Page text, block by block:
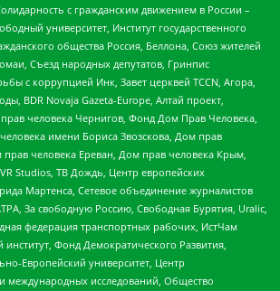
с гражданским движением в России –
университет, Институт государственного
общества Россия, Беллона, Союз жителей
Съезд народных депутатов, Гринпис
с коррупцией Инк, Завет церквей TCCN, Агора,
BDR Novaja Gazeta-Europe, Алтай проект,
человека Чернигов, Фонд Дом Прав Человека,
имени Бориса Звозскова, Дом прав
человека Ереван, Дом прав человека Крым,
Studios, ТВ Дождь, Центр европейских
Мартенса, Сетевое объединение журналистов
За свободную Россию, Свободная Бурятия, Uralic,
федерация транспортных рабочих, ИстЧам
Фонд Демократического Развития,
Европейский университет, Центр
международных исследований, Общество